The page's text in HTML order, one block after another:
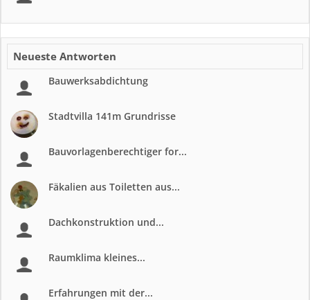
Neueste Antworten
Bauwerksabdichtung
Stadtvilla 141m Grundrisse
Bauvorlagenberechtiger for...
Fäkalien aus Toiletten aus...
Dachkonstruktion und...
Raumklima kleines...
Erfahrungen mit der...